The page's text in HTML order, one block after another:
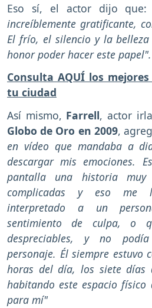
Eso sí, el actor dijo que:
increíblemente gratificante,
El frío, el silencio y la
honor poder hacer este papel".
Consulta AQUÍ los
tu ciudad
Así mismo, Farrell, actor
Globo de Oro en 2009,
en vídeo que mandaba a
descargar mis emociones.
pantalla una historia muy
complicadas y eso me
interpretado a un
sentimiento de culpa, o
despreciables, y no
personaje. Él siempre estuvo
horas del día, los siete días
habitando este espacio
para mí"